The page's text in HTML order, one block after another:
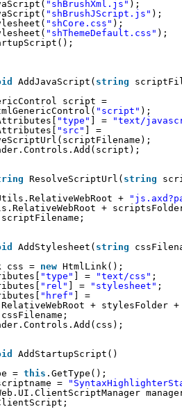
"shBrushXml.js" );
"shBrushJScript.js" );
"shCore.css" );
"shThemeDefault.css" );
AddJavaScript( string
script =
"script" );
"type" ] =
"text/
"src"
] =
ResolveScriptUrl( string
+
+
AddStylesheet( string
css = new HtmlLink();
"type" ] = "text/css" ;
"rel" ] = "stylesheet" ;
"href"
] =
+ stylesFolder
AddStartupScript()
= this .GetType();
=